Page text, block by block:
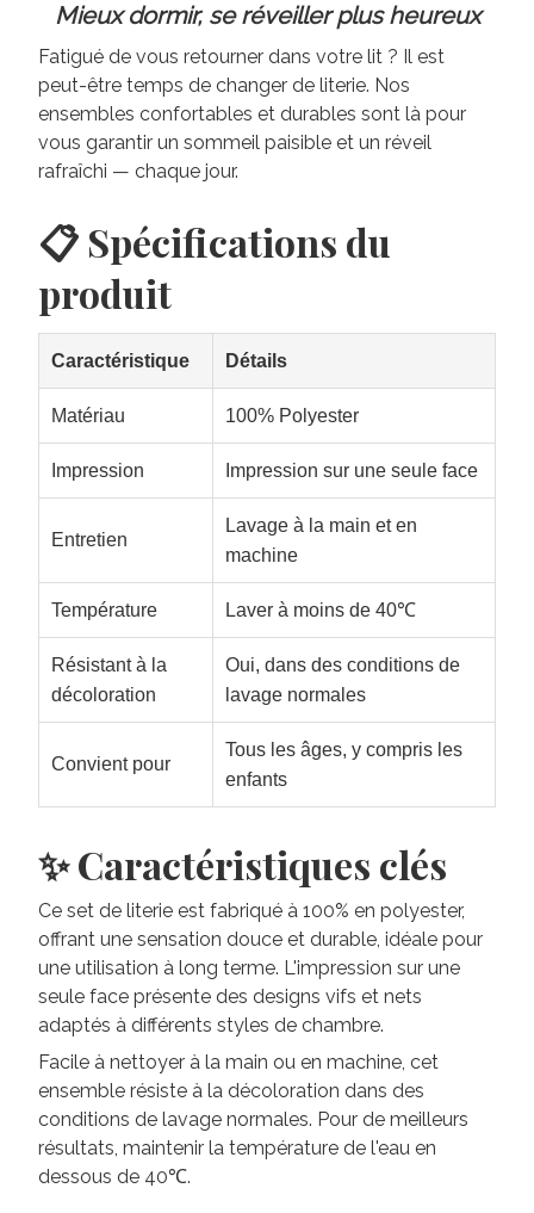
Mieux dormir, se réveiller plus heureux
Fatigué de vous retourner dans votre lit ? Il est
peut-être temps de changer de literie. Nos
ensembles confortables et durables sont là pour
vous garantir un sommeil paisible et un réveil
rafraîchi — chaque jour.
📋 Spécifications du
produit
Caractéristique Détails
Matériau 100% Polyester
Impression Impression sur une seule face
Entretien
Lavage à la main et en
machine
Température Laver à moins de 40℃
Résistant à la
décoloration
Oui, dans des conditions de
lavage normales
Convient pour
Tous les âges, y compris les
enfants
✨ Caractéristiques clés
Ce set de literie est fabriqué à 100% en polyester,
offrant une sensation douce et durable, idéale pour
une utilisation à long terme. L'impression sur une
seule face présente des designs vifs et nets
adaptés à différents styles de chambre.
Facile à nettoyer à la main ou en machine, cet
ensemble résiste à la décoloration dans des
conditions de lavage normales. Pour de meilleurs
résultats, maintenir la température de l'eau en
dessous de 40℃.